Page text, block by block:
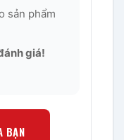
sản phẩm
giá!
BẠN